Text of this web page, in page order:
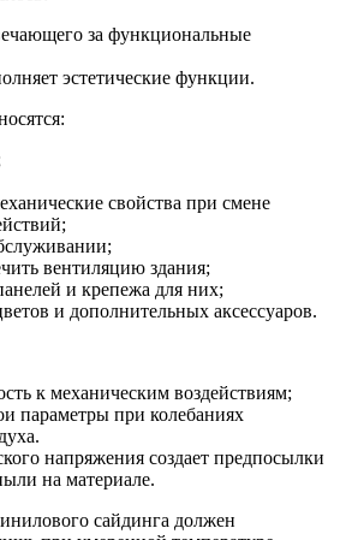
за функциональные
эстетические функции.
свойства при смене
вентиляцию здания;
и крепежа для них;
и дополнительных аксессуаров.
к механическим воздействиям;
параметры при колебаниях
напряжения создает предпосылки
на материале.
сайдинга должен